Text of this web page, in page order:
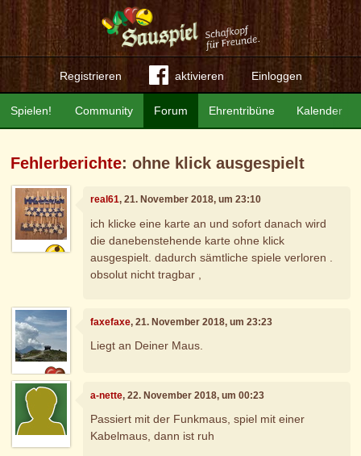
Registrieren aktivieren Einloggen
Community Forum Ehrentribüne Kalender
Spielen!
Fehlerberichte: ohne klick ausgespielt
real61, 21. November 2018, um 23:10
ich klicke eine karte an und sofort danach wird
die danebenstehende karte ohne klick
ausgespielt. dadurch sämtliche spiele verloren .
obsolut nicht tragbar ,
faxefaxe, 21. November 2018, um 23:23
Liegt an Deiner Maus.
a-nette, 22. November 2018, um 00:23
Passiert mit der Funkmaus, spiel mit einer
Kabelmaus, dann ist ruh